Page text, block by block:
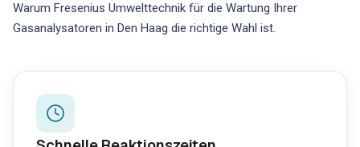
Warum Fresenius Umwelttechnik für die Wartung Ihrer
Gasanalysatoren in Den Haag die richtige Wahl ist.